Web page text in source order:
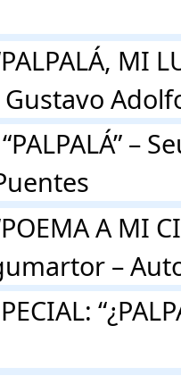
MI
–
A MI
–